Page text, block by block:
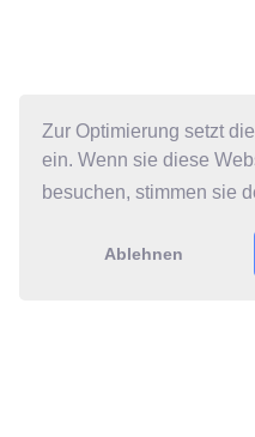
Zur Optimierung setzt
ein. Wenn sie diese
besuchen, stimmen sie
Ablehnen